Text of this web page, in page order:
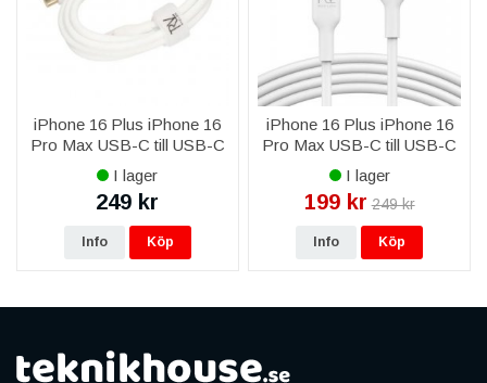
iPhone 16 Plus iPhone 16
Pro Max USB-C till USB-C
Kabel 1m RV - Guld/Vit
I lager
249 kr
Info Köp
iPhone 16 Plus iPhone 16
Pro Max USB-C till USB-C
Kabel 1m RV - Vit
I lager
199 kr 249 kr
Info Köp